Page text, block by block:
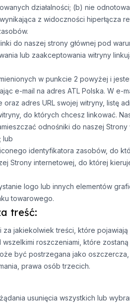
działalności; (b) nie
z widoczności hiperłącza
do naszej strony głównej pod
lub zaakceptowania witryny
w punkcie 2 powyżej i
e-mail na adres ATL Polska. W
adres URL swojej witryny, listę
do których chcesz linkować.
odnośniki do naszej Strony
lub
identyfikatora zasobów, do
Strony internetowej, do której
logo lub innych elementów
towarowego.
treść:
jakiekolwiek treści, które
roszczeniami, które
być postrzegana jako
prawa osób trzecich.
usunięcia wszystkich lub